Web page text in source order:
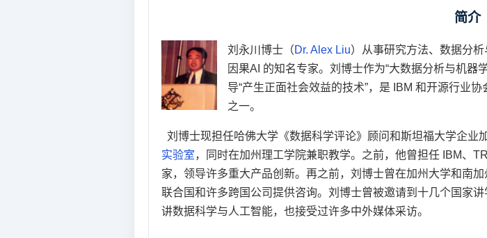
简介
刘永川博士（Dr. Alex Liu）从事研究方法、数据分
因果AI 的知名专家。刘博士作为“大数据分析与机器
导“产生正面社会效益的技术”，是 IBM 和开源行业
之一。
刘博士现担任哈佛大学《数据科学评论》顾问和斯坦福大学企业
实验室，同时在加州理工学院兼职教学。之前，他曾担任 IBM、
家，领导许多重大产品创新。再之前，刘博士曾在加州大学和南
联合国和许多跨国公司提供咨询。刘博士曾被邀请到十几个国家
讲数据科学与人工智能，也接受过许多中外媒体采访。